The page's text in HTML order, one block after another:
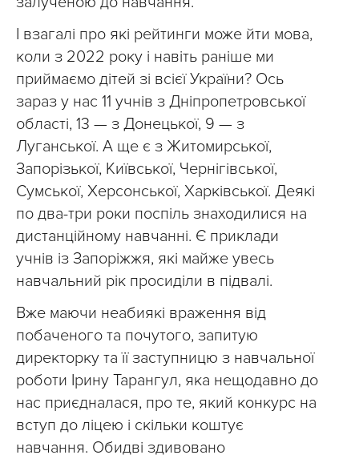
І взагалі про які рейтинги може йти мова,
коли з 2022 року і навіть раніше ми
приймаємо дітей зі всієї України? Ось
зараз у нас 11 учнів з Дніпропетровської
області, 13 — з Донецької, 9 — з
Луганської. А ще є з Житомирської,
Запорізької, Київської, Чернігівської,
Сумської, Херсонської, Харківської. Деякі
по два-три роки поспіль знаходилися на
дистанційному навчанні. Є приклади
учнів із Запоріжжя, які майже увесь
навчальний рік просиділи в підвалі.
Вже маючи неабиякі враження від
побаченого та почутого, запитую
директорку та її заступницю з навчальної
роботи Ірину Тарангул, яка нещодавно до
нас приєдналася, про те, який конкурс на
вступ до ліцею і скільки коштує
навчання. Обидві здивовано